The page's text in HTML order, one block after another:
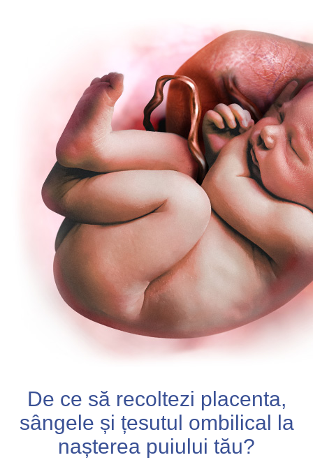
De ce să recoltezi placenta,
sângele și țesutul ombilical la
nașterea puiului tău?